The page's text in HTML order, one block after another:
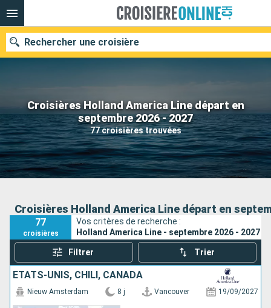
Croisières Holland America Line départ en
septembre 2026 - 2027
77 croisières trouvées
Rechercher une croisière
Nos destinations
Mois de départ
Ports Compagnies
Croisières Holland America Line départ en
77
croisières
Vos critères de recherche :
Holland America Line - septembre 2026 - 2027
Filtrer Trier
ÉTATS-UNIS, CHILI, CANADA
Nieuw Amsterdam 8 j Vancouver 19/09/2027